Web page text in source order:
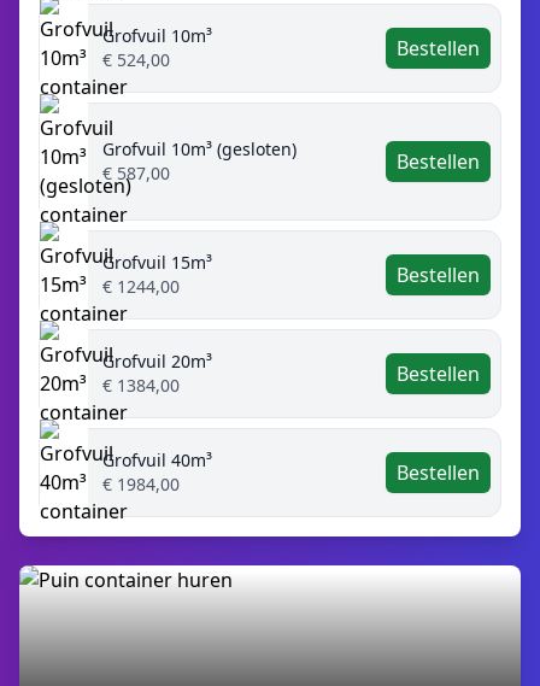
Grofvuil 10m³
€ 524,00
Bestellen
Grofvuil 10m³ (gesloten)
€ 587,00
Bestellen
Grofvuil 15m³
€ 1244,00
Bestellen
Grofvuil 20m³
€ 1384,00
Bestellen
Grofvuil 40m³
€ 1984,00
Bestellen